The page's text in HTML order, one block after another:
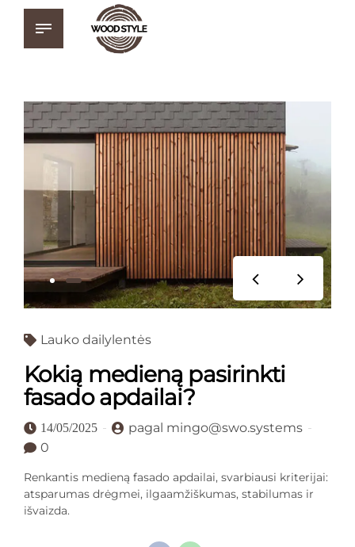
Lauko dailylentės
Kokią medieną pasirinkti
fasado apdailai?
14/05/2025
pagal mingo@swo.systems
0
Renkantis medieną fasado apdailai, svarbiausi kriterijai:
atsparumas drėgmei, ilgaamžiškumas, stabilumas ir
išvaizda.